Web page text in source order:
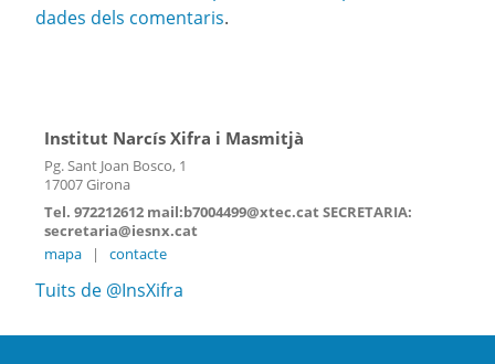
dades dels comentaris.
Institut Narcís Xifra i Masmitjà
Pg. Sant Joan Bosco, 1
17007 Girona
Tel. 972212612 mail:b7004499@xtec.cat SECRETARIA:
secretaria@iesnx.cat
mapa
| contacte
Tuits de @InsXifra